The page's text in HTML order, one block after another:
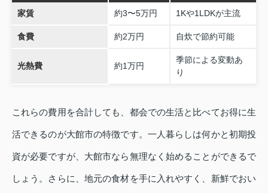
家賃 約3〜5万円 1Kや1LDKが主流
食費 約2万円 自炊で節約可能
光熱費 約1万円
季節による変動あ
り
これらの費用を合計しても、都会での生活と比べてお得に生
活できるのが大館市の特徴です。一人暮らしは何かと初期投
資が必要ですが、大館市なら無理なく始めることができるで
しょう。さらに、地元の食材を手に入れやすく、新鮮でおい